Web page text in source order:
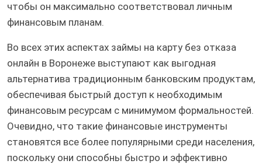
чтобы он максимально соответствовал личным
финансовым планам.
Во всех этих аспектах займы на карту без отказа
онлайн в Воронеже выступают как выгодная
альтернатива традиционным банковским продуктам,
обеспечивая быстрый доступ к необходимым
финансовым ресурсам с минимумом формальностей.
Очевидно, что такие финансовые инструменты
становятся все более популярными среди населения,
поскольку они способны быстро и эффективно